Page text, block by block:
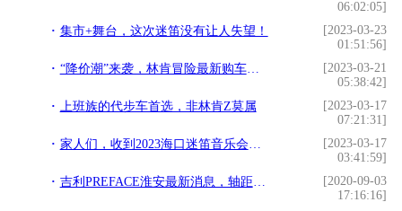
06:02:05]
集市+舞台，这次迷笛没有让人失望！
[2023-03-23
01:51:56]
“降价潮”来袭，林肯冒险最新购车政策破局内卷
[2023-03-21
05:38:42]
上班族的代步车首选，非林肯Z莫属
[2023-03-17
07:21:31]
家人们，收到2023海口迷笛音乐会门票了！谢谢林肯给车主的福利
[2023-03-17
03:41:59]
吉利PREFACE淮安最新消息，轴距2800毫米，2.0T轰出190马力
[2020-09-03
17:16:16]